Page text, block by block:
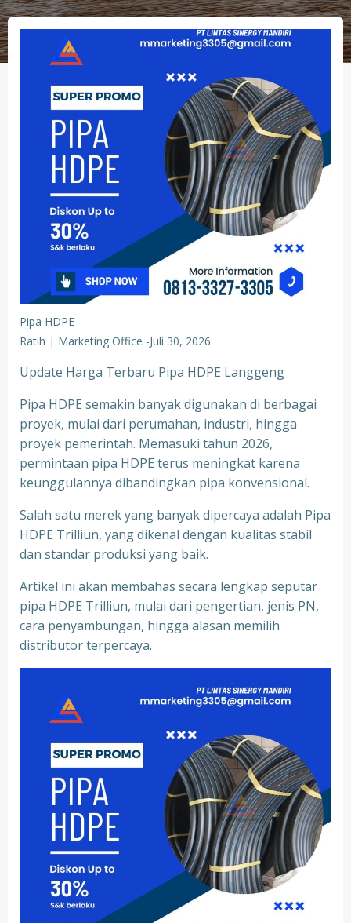
Pipa HDPE
Ratih | Marketing Office -Juli 30, 2026
Update Harga Terbaru Pipa HDPE Langgeng
Pipa HDPE semakin banyak digunakan di berbagai
proyek, mulai dari perumahan, industri, hingga
proyek pemerintah. Memasuki tahun 2026,
permintaan pipa HDPE terus meningkat karena
keunggulannya dibandingkan pipa konvensional.
Salah satu merek yang banyak dipercaya adalah Pipa
HDPE Trilliun, yang dikenal dengan kualitas stabil
dan standar produksi yang baik.
Artikel ini akan membahas secara lengkap seputar
pipa HDPE Trilliun, mulai dari pengertian, jenis PN,
cara penyambungan, hingga alasan memilih
distributor terpercaya.